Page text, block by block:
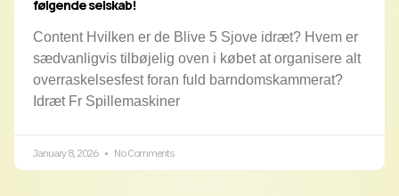
følgende selskab!
Content Hvilken er de Blive 5 Sjove idræt? Hvem er
sædvanligvis tilbøjelig oven i købet at organisere alt
overraskelsesfest foran fuld barndomskammerat?
Idræt Fr Spillemaskiner
January 8, 2026 No Comments